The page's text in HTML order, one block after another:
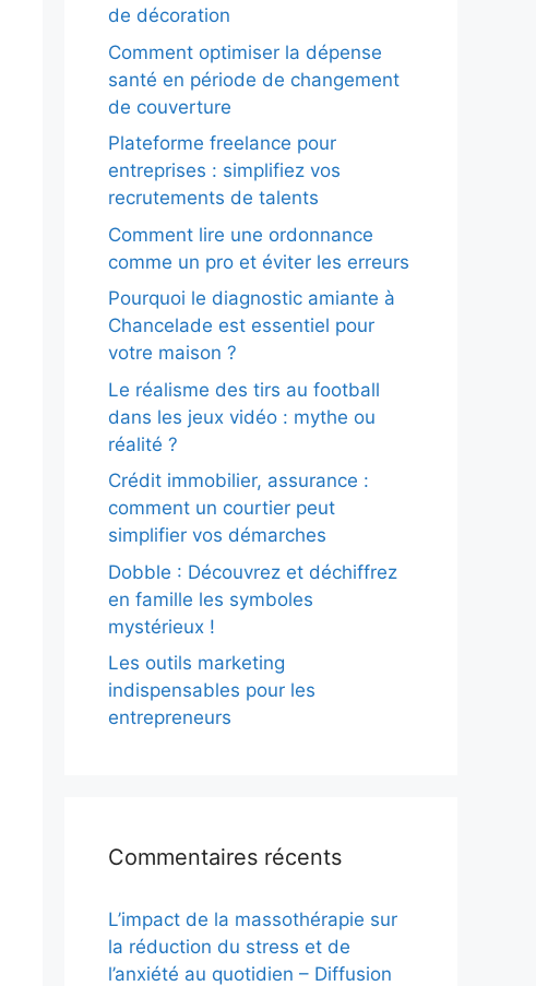
de décoration
Comment optimiser la dépense
santé en période de changement
de couverture
Plateforme freelance pour
entreprises : simplifiez vos
recrutements de talents
Comment lire une ordonnance
comme un pro et éviter les erreurs
Pourquoi le diagnostic amiante à
Chancelade est essentiel pour
votre maison ?
Le réalisme des tirs au football
dans les jeux vidéo : mythe ou
réalité ?
Crédit immobilier, assurance :
comment un courtier peut
simplifier vos démarches
Dobble : Découvrez et déchiffrez
en famille les symboles
mystérieux !
Les outils marketing
indispensables pour les
entrepreneurs
Commentaires récents
L’impact de la massothérapie sur
la réduction du stress et de
l’anxiété au quotidien – Diffusion